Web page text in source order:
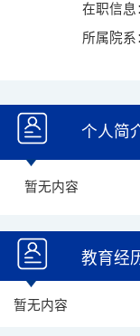
在职信息
所属院
个人简
暂无内容
教育经
暂无内容